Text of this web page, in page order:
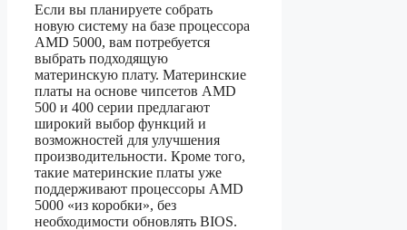
Если вы планируете собрать
новую систему на базе процессора
AMD 5000, вам потребуется
выбрать подходящую
материнскую плату. Материнские
платы на основе чипсетов AMD
500 и 400 серии предлагают
широкий выбор функций и
возможностей для улучшения
производительности. Кроме того,
такие материнские платы уже
поддерживают процессоры AMD
5000 «из коробки», без
необходимости обновлять BIOS.